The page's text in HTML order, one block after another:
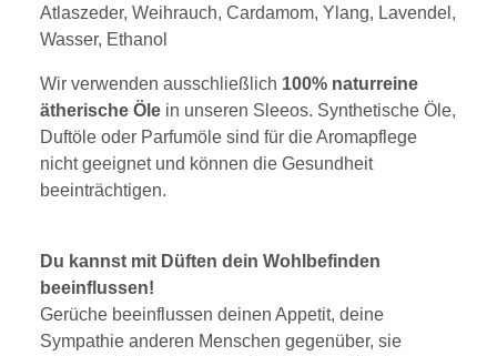
Atlaszeder, Weihrauch, Cardamom, Ylang, Lavendel,
Wasser, Ethanol
Wir verwenden ausschließlich 100% naturreine
ätherische Öle in unseren Sleeos. Synthetische Öle,
Duftöle oder Parfumöle sind für die Aromapflege
nicht geeignet und können die Gesundheit
beeinträchtigen.
Du kannst mit Düften dein Wohlbefinden
beeinflussen!
Gerüche beeinflussen deinen Appetit, deine
Sympathie anderen Menschen gegenüber, sie